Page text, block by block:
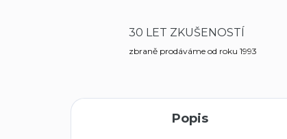
30 LET ZKUŠENOSTÍ
zbraně prodáváme od roku 1993
Popis